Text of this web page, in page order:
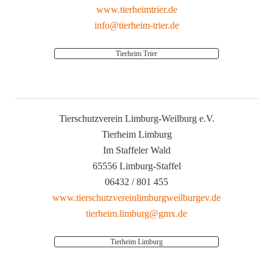
www.tierheimtrier.de
info@tierheim-trier.de
Tierheim Trier
Tierschutzverein Limburg-Weilburg e.V.
Tierheim Limburg
Im Staffeler Wald
65556 Limburg-Staffel
06432 / 801 455
www.tierschutzvereinlimburgweilburgev.de
tierheim.limburg@gmx.de
Tierheim Limburg